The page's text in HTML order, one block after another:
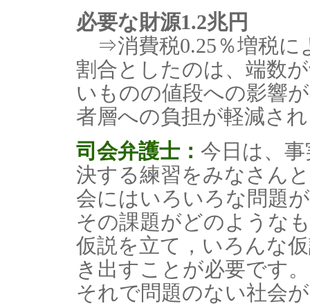
必要な財源1.2兆円
⇒消費税0.25％増税に
割合としたのは、端数
いものの値段への影響
者層への負担が軽減さ
司会弁護士： 今日は、
決する練習をみなさん
会にはいろいろな問題
その課題がどのような
仮説を立て，いろんな
き出すことが必要です
それで問題のない社会